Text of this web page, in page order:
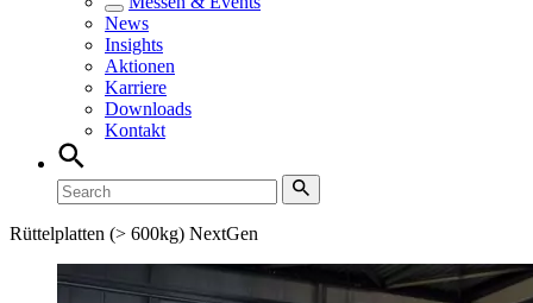
News
Insights
Aktionen
Karriere
Downloads
Kontakt
Rüttelplatten (> 600kg) NextGen